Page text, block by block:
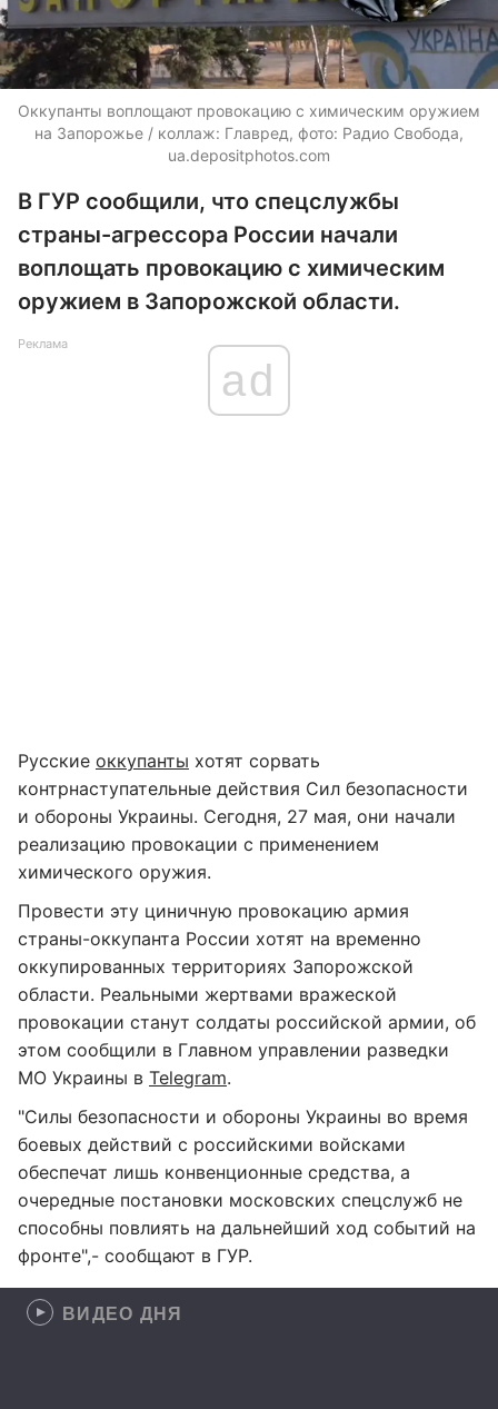
Оккупанты воплощают провокацию с химическим оружием
на Запорожье / коллаж: Главред, фото: Радио Свобода,
ua.depositphotos.com
В ГУР сообщили, что спецслужбы
страны-агрессора России начали
воплощать провокацию с химическим
оружием в Запорожской области.
Реклама
ad
Русские оккупанты хотят сорвать
контрнаступательные действия Сил безопасности
и обороны Украины. Сегодня, 27 мая, они начали
реализацию провокации с применением
химического оружия.
Провести эту циничную провокацию армия
страны-оккупанта России хотят на временно
оккупированных территориях Запорожской
области. Реальными жертвами вражеской
провокации станут солдаты российской армии, об
этом сообщили в Главном управлении разведки
МО Украины в Telegram.
"Силы безопасности и обороны Украины во время
боевых действий с российскими войсками
обеспечат лишь конвенционные средства, а
очередные постановки московских спецслужб не
способны повлиять на дальнейший ход событий на
фронте",- сообщают в ГУР.
ВИДЕО ДНЯ